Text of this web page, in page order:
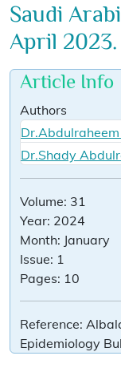
Saudi
April 2023.
Article Info
Authors
Dr.Shady
Volume: 31
Year: 2024
Month: January
Issue: 1
Pages: 10
Reference:
Epidemiology